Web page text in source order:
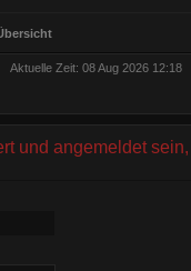
Aktuelle Zeit: 08 Aug 2026 12:18
und angemeldet